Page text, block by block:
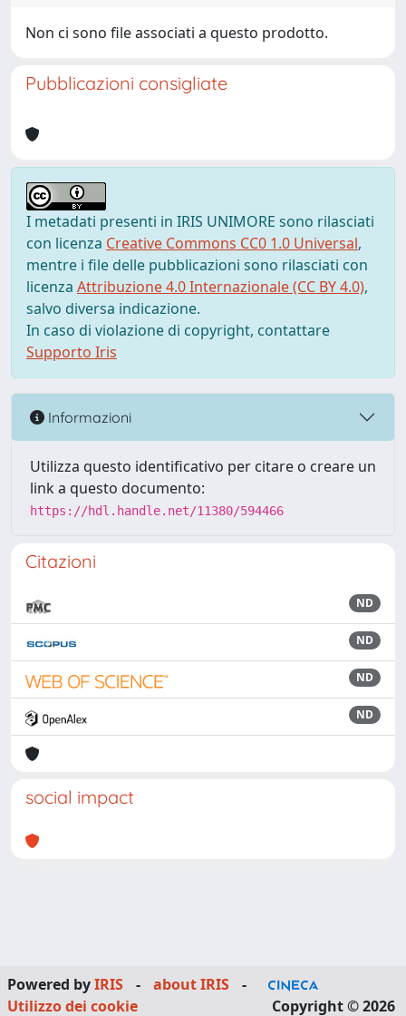
Non ci sono file associati a questo prodotto.
Pubblicazioni consigliate
I metadati presenti in IRIS UNIMORE sono rilasciati
con licenza Creative Commons CC0 1.0 Universal,
mentre i file delle pubblicazioni sono rilasciati con
licenza Attribuzione 4.0 Internazionale (CC BY 4.0),
salvo diversa indicazione.
In caso di violazione di copyright, contattare
Supporto Iris
Informazioni
Utilizza questo identificativo per citare o creare un
link a questo documento:
https://hdl.handle.net/11380/594466
Citazioni
ND
ND
ND
ND
social impact
Powered byIRIS - about IRIS
-
Utilizzo dei cookie
Copyright © 2026